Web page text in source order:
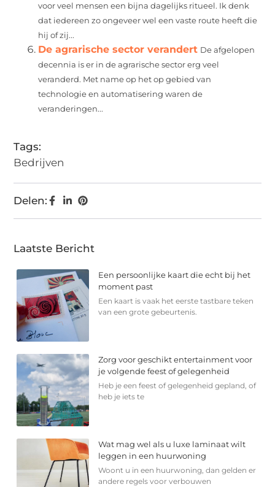
voor veel mensen een bijna dagelijks ritueel. Ik denk
dat iedereen zo ongeveer wel een vaste route heeft die
hij of zij...
De agrarische sector verandert De afgelopen
decennia is er in de agrarische sector erg veel
veranderd. Met name op het op gebied van
technologie en automatisering waren de
veranderingen...
Tags:
Bedrijven
Delen:
Laatste Bericht
Een persoonlijke kaart die echt bij het
moment past
Een kaart is vaak het eerste tastbare teken
van een grote gebeurtenis.
Zorg voor geschikt entertainment voor
je volgende feest of gelegenheid
Heb je een feest of gelegenheid gepland, of
heb je iets te
Wat mag wel als u luxe laminaat wilt
leggen in een huurwoning
Woont u in een huurwoning, dan gelden er
andere regels voor verbouwen